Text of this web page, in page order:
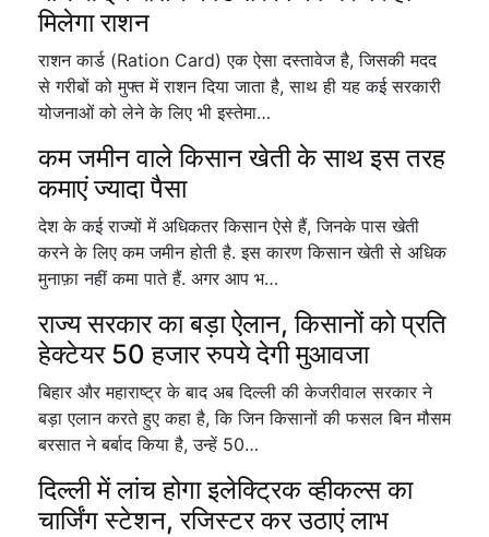
मिलेगा राशन
राशन कार्ड (Ration Card) एक ऐसा दस्तावेज है, जिसकी मदद
से गरीबों को मुफ्त में राशन दिया जाता है, साथ ही यह कई सरकारी
योजनाओं को लेने के लिए भी इस्तेमा…
कम जमीन वाले किसान खेती के साथ इस तरह
कमाएं ज्यादा पैसा
देश के कई राज्यों में अधिकतर किसान ऐसे हैं, जिनके पास खेती
करने के लिए कम जमीन होती है. इस कारण किसान खेती से अधिक
मुनाफ़ा नहीं कमा पाते हैं. अगर आप भ…
राज्य सरकार का बड़ा ऐलान, किसानों को प्रति
हेक्टेयर 50 हजार रुपये देगी मुआवजा
बिहार और महाराष्ट्र के बाद अब दिल्ली की केजरीवाल सरकार ने
बड़ा एलान करते हुए कहा है, कि जिन किसानों की फसल बिन मौसम
बरसात ने बर्बाद किया है, उन्हें 50…
दिल्ली में लांच होगा इलेक्ट्रिक व्हीकल्स का
चार्जिंग स्टेशन, रजिस्टर कर उठाएं लाभ